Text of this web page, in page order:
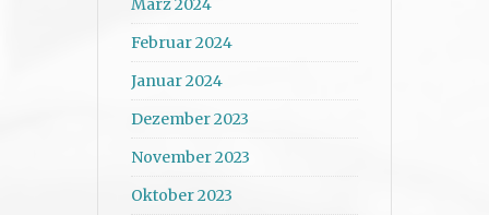
März 2024
Februar 2024
Januar 2024
Dezember 2023
November 2023
Oktober 2023